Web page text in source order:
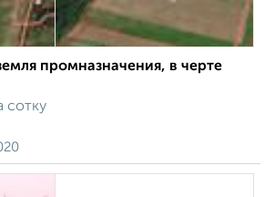
промназначения, в черте
сотку